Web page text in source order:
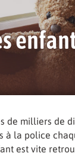
de milliers de
à la police
est vite